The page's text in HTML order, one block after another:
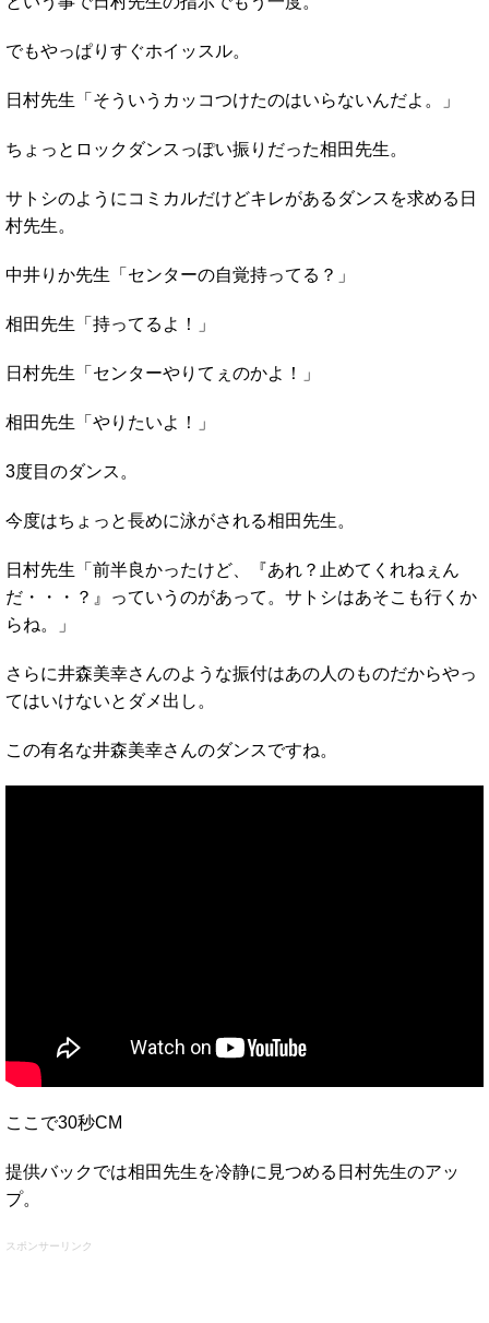
でもやっぱりすぐホイッスル。
日村先生「そういうカッコつけたのはいらないんだよ。」
ちょっとロックダンスっぽい振りだった相田先生。
サトシのようにコミカルだけどキレがあるダンスを求める日
村先生。
中井りか先生「センターの自覚持ってる？」
相田先生「持ってるよ！」
日村先生「センターやりてぇのかよ！」
相田先生「やりたいよ！」
3度目のダンス。
今度はちょっと長めに泳がされる相田先生。
日村先生「前半良かったけど、『あれ？止めてくれねぇん
だ・・・？』っていうのがあって。サトシはあそこも行くか
らね。」
さらに井森美幸さんのような振付はあの人のものだからやっ
てはいけないとダメ出し。
この有名な井森美幸さんのダンスですね。
ここで30秒CM
提供バックでは相田先生を冷静に見つめる日村先生のアッ
プ。
スポンサーリンク